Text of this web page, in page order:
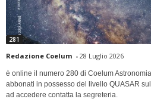
281
Redazione Coelum - 28 Luglio 2026
è online il numero 280 di Coelum
abbonati in possesso del livello QUASAR
ad accedere contatta la segreteria.